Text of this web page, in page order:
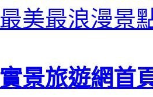
美最浪漫景
景旅遊網首